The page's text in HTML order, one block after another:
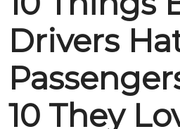
Drivers
10 They